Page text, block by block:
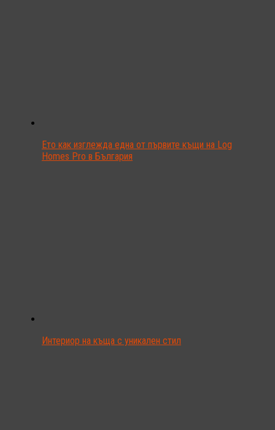
Ето как изглежда една от първите къщи на Log
Homes Pro в България
Интериор на къща с уникален стил